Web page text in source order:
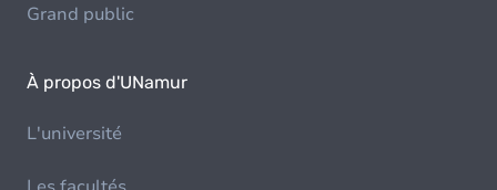
Grand public
À propos d'UNamur
L'université